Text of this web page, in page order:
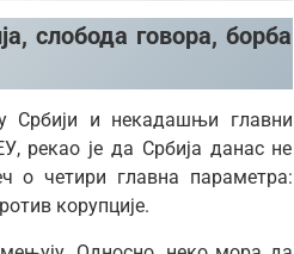
слобода говора, борба
Србији и некадашњи главни
рекао је да Србија данас не
о четири главна параметра:
корупције.